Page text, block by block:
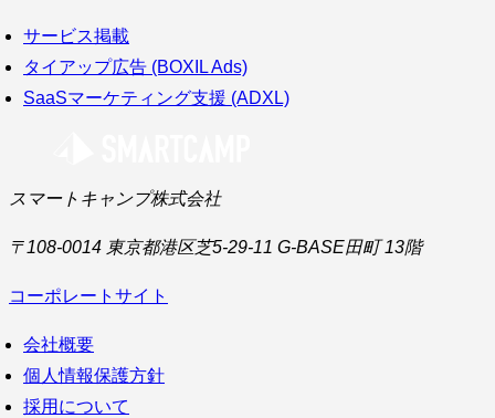
サービス掲載
タイアップ広告 (BOXIL Ads)
SaaSマーケティング支援 (ADXL)
スマートキャンプ株式会社
〒108-0014 東京都港区芝5-29-11 G-BASE田町 13階
コーポレートサイト
会社概要
個人情報保護方針
採用について